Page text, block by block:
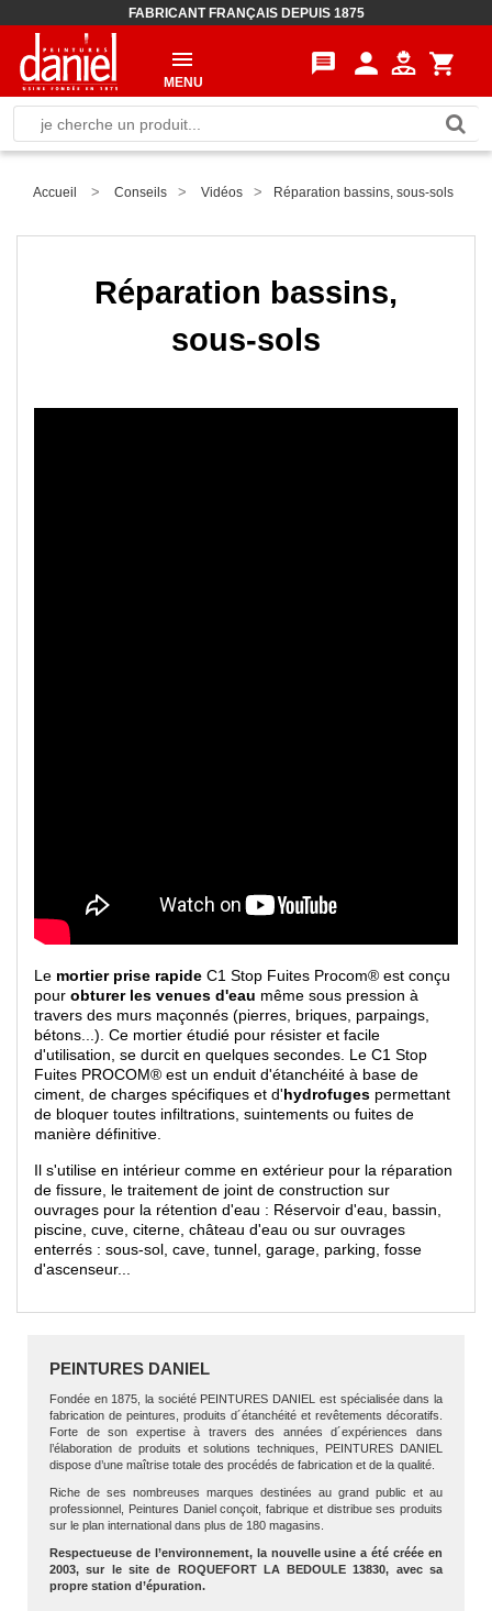
FABRICANT FRANÇAIS DEPUIS 1875
message person shopping_cart
MENU
Accueil > Conseils > Vidéos > Réparation bassins, sous-sols
Réparation bassins,
sous-sols
Le mortier prise rapide C1 Stop Fuites Procom® est conçu
pour obturer les venues d'eau même sous pression à
travers des murs maçonnés (pierres, briques, parpaings,
bétons...). Ce mortier étudié pour résister et facile
d'utilisation, se durcit en quelques secondes. Le C1 Stop
Fuites PROCOM® est un enduit d'étanchéité à base de
ciment, de charges spécifiques et d'hydrofuges permettant
de bloquer toutes infiltrations, suintements ou fuites de
manière définitive.
Il s'utilise en intérieur comme en extérieur pour la réparation
de fissure, le traitement de joint de construction sur
ouvrages pour la rétention d'eau : Réservoir d'eau, bassin,
piscine, cuve, citerne, château d'eau ou sur ouvrages
enterrés : sous-sol, cave, tunnel, garage, parking, fosse
d'ascenseur...
PEINTURES DANIEL
Fondée en 1875, la société PEINTURES DANIEL est spécialisée dans la
fabrication de peintures, produits d´étanchéité et revêtements décoratifs.
Forte de son expertise à travers des années d´expériences dans
l’élaboration de produits et solutions techniques, PEINTURES DANIEL
dispose d’une maîtrise totale des procédés de fabrication et de la qualité.
Riche de ses nombreuses marques destinées au grand public et au
professionnel, Peintures Daniel conçoit, fabrique et distribue ses produits
sur le plan international dans plus de 180 magasins.
Respectueuse de l’environnement, la nouvelle usine a été créée en
2003, sur le site de ROQUEFORT LA BEDOULE 13830, avec sa
propre station d’épuration.